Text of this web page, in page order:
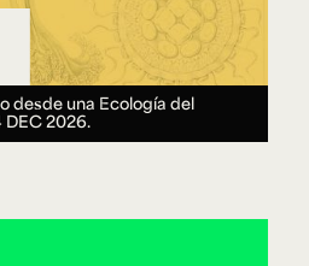
desde una Ecología del
DEC 2026.